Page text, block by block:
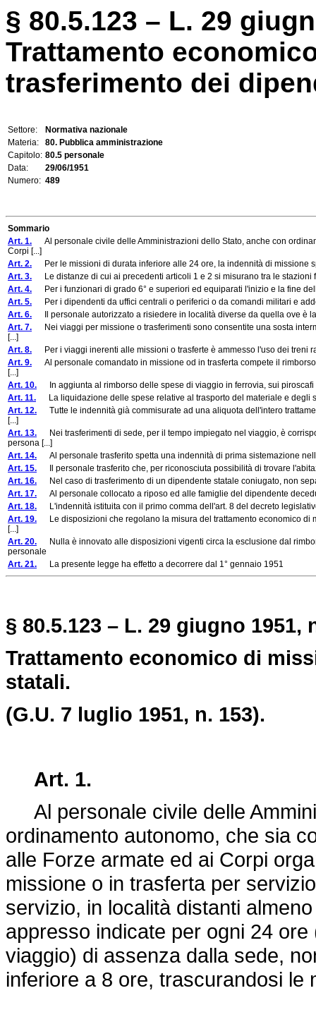
§ 80.5.123 – L. 29
Trattamento
trasferimento dei
Settore:
Normativa nazionale
Materia:
80. Pubblica amministrazione
Capitolo: 80.5 personale
Data:
29/06/1951
Numero: 489
Sommario
Art. 1. Al personale civile delle Amministrazioni dello Stato, anche con
Corpi [...]
Art. 2. Per le missioni di durata inferiore alle 24 ore, la indennità di missione
Art. 3. Le distanze di cui ai precedenti articoli 1 e 2 si misurano tra le stazioni
Art. 4. Per i funzionari di grado 6° e superiori ed equiparati l'inizio e la fine
Art. 5. Per i dipendenti da uffici centrali o periferici o da comandi militari e
Art. 6. Il personale autorizzato a risiedere in località diverse da quella ove è
Art. 7. Nei viaggi per missione o trasferimenti sono consentite una sosta
[...]
Art. 8. Per i viaggi inerenti alle missioni o trasferte è ammesso l'uso dei treni
Art. 9. Al personale comandato in missione od in trasferta compete il
[...]
Art. 10. In aggiunta al rimborso delle spese di viaggio in ferrovia, sui
Art. 11. La liquidazione delle spese relative al trasporto del materiale e degli
Art. 12. Tutte le indennità già commisurate ad una aliquota dell'intero
[...]
Art. 13. Nei trasferimenti di sede, per il tempo impiegato nel viaggio, è
persona [...]
Art. 14. Al personale trasferito spetta una indennità di prima sistemazione
Art. 15. Il personale trasferito che, per riconosciuta possibilità di trovare
Art. 16. Nel caso di trasferimento di un dipendente statale coniugato, non
Art. 17. Al personale collocato a riposo ed alle famiglie del dipendente
Art. 18. L'indennità istituita con il primo comma dell'art. 8 del decreto
Art. 19. Le disposizioni che regolano la misura del trattamento economico di
[...]
Art. 20. Nulla è innovato alle disposizioni vigenti circa la esclusione dal
personale
Art. 21. La presente legge ha effetto a decorrere dal 1° gennaio 1951
§ 80.5.123 – L. 29 giugno 1951,
Trattamento economico di
statali.
(G.U. 7 luglio 1951, n. 153).
Art. 1.
Al personale civile delle
ordinamento autonomo, che sia
alle Forze armate ed ai Corpi
missione o in trasferta per
servizio, in località distanti
appresso indicate per ogni 24
viaggio) di assenza dalla sede,
inferiore a 8 ore, trascurandosi le